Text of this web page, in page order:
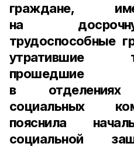
граждане,
на
трудоспособные
утратившие
прошедшие
в отделениях
социальных
пояснила
социальной